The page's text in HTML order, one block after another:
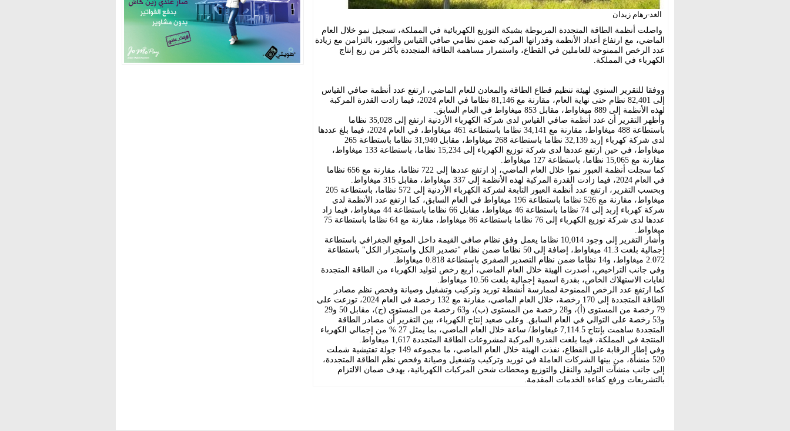
الغد-رهام زيدان
واصلت أنظمة الطاقة المتجددة المربوطة بشبكة التوزيع الكهربائية في المملكة، تسجيل نمو خلال العام
الماضي، مع ارتفاع أعداد الأنظمة وقدراتها المركبة ضمن نظامي صافي القياس والعبور، بالتزامن مع زيادة
عدد الرخص الممنوحة للعاملين في القطاع، واستمرار مساهمة الطاقة المتجددة بأكثر من ربع إنتاج
الكهرباء في المملكة.
ووفقا للتقرير السنوي لهيئة تنظيم قطاع الطاقة والمعادن للعام الماضي، ارتفع عدد أنظمة صافي القياس
إلى 82,401 نظام حتى نهاية العام، مقارنة مع 81,146 نظاما في العام 2024، فيما زادت القدرة المركبة
لهذه الأنظمة إلى 889 ميغاواط، مقابل 853 ميغاواط في العام السابق.
وأظهر التقرير أن عدد أنظمة صافي القياس لدى شركة الكهرباء الأردنية ارتفع إلى 35,028 نظاما
باستطاعة 488 ميغاواط، مقارنة مع 34,141 نظاما باستطاعة 461 ميغاواط، في العام 2024، فيما بلغ عددها
لدى شركة كهرباء إربد 32,139 نظاما باستطاعة 268 ميغاواط، مقابل 31,940 نظاما باستطاعة 265
ميغاواط، في حين ارتفع عددها لدى شركة توزيع الكهرباء إلى 15,234 نظاما، باستطاعة 133 ميغاواط،
مقارنة مع 15,065 نظاما، باستطاعة 127 ميغاواط.
كما سجلت أنظمة العبور نموا خلال العام الماضي، إذ ارتفع عددها إلى 722 نظاما، مقارنة مع 656 نظاما
في العام 2024، فيما زادت القدرة المركبة لهذه الأنظمة إلى 337 ميغاواط، مقابل 315 ميغاواط.
وبحسب التقرير، ارتفع عدد أنظمة العبور التابعة لشركة الكهرباء الأردنية إلى 572 نظاما، باستطاعة 205
ميغاواط، مقارنة مع 526 نظاما باستطاعة 196 ميغاواط في العام السابق، كما ارتفع عدد الأنظمة لدى
شركة كهرباء إربد إلى 74 نظاما باستطاعة 46 ميغاواط، مقابل 66 نظاما باستطاعة 44 ميغاواط، فيما زاد
عددها لدى شركة توزيع الكهرباء إلى 76 نظاما باستطاعة 86 ميغاواط، مقارنة مع 64 نظاما باستطاعة 75
ميغاواط.
وأشار التقرير إلى وجود 10,014 نظاما يعمل وفق نظام صافي القيمة داخل الموقع الجغرافي باستطاعة
إجمالية بلغت 41.3 ميغاواط، إضافة إلى 50 نظاما ضمن نظام "تصدير الكل واستجرار الكل" باستطاعة
2.072 ميغاواط، و14 نظاما ضمن نظام التصدير الصفري باستطاعة 0.818 ميغاواط.
وفي جانب التراخيص، أصدرت الهيئة خلال العام الماضي، أربع رخص لتوليد الكهرباء من الطاقة المتجددة
لغايات الاستهلاك الخاص، بقدرة اسمية إجمالية بلغت 10.56 ميغاواط.
كما ارتفع عدد الرخص الممنوحة لممارسة أنشطة توريد وتركيب وتشغيل وصيانة وفحص نظم مصادر
الطاقة المتجددة إلى 170 رخصة، خلال العام الماضي، مقارنة مع 132 رخصة في العام 2024، توزعت على
79 رخصة من المستوى (أ)، و28 رخصة من المستوى (ب)، و63 رخصة من المستوى (ج)، مقابل 50 و29
و53 رخصة على التوالي في العام السابق. وعلى صعيد إنتاج الكهرباء، بين التقرير أن مصادر الطاقة
المتجددة ساهمت بإنتاج 7,114.5 غيغاواط/ ساعة خلال العام الماضي، بما يمثل 27 % من إجمالي الكهرباء
المنتجة في المملكة، فيما بلغت القدرة المركبة لمشروعات الطاقة المتجددة 1,617 ميغاواط.
وفي إطار الرقابة على القطاع، نفذت الهيئة خلال العام الماضي، ما مجموعه 149 جولة تفتيشية شملت
520 منشأة، من بينها الشركات العاملة في توريد وتركيب وتشغيل وصيانة وفحص نظم الطاقة المتجددة،
إلى جانب منشآت التوليد والنقل والتوزيع ومحطات شحن المركبات الكهربائية، بهدف ضمان الالتزام
بالتشريعات ورفع كفاءة الخدمات المقدمة.